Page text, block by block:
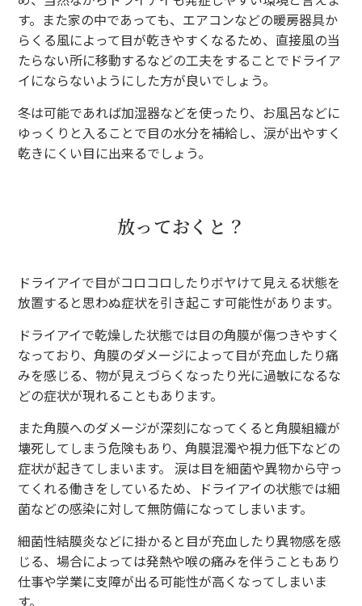
す。また家の中であっても、エアコンなどの暖房器具か
らくる風によって目が乾きやすくなるため、直接風の当
たらない所に移動するなどの工夫をすることでドライア
イにならないようにした方が良いでしょう。
冬は可能であれば加湿器などを使ったり、お風呂などに
ゆっくりと入ることで目の水分を補給し、涙が出やすく
乾きにくい目に出来るでしょう。
放っておくと？
ドライアイで目がコロコロしたりボヤけて見える状態を
放置すると思わぬ症状を引き起こす可能性があります。
ドライアイで乾燥した状態では目の角膜が傷つきやすく
なっており、角膜のダメージによって目が充血したり痛
みを感じる、物が見えづらくなったり光に過敏になるな
どの症状が現れることもあります。
また角膜へのダメージが深刻になってくると角膜組織が
壊死してしまう危険もあり、角膜混濁や視力低下などの
症状が起きてしまいます。 涙は目を細菌や異物から守っ
てくれる働きをしているため、ドライアイの状態では細
菌などの感染に対して無防備になってしまいます。
細菌性結膜炎などに掛かると目が充血したり異物感を感
じる、場合によっては発熱や喉の痛みを伴うこともあり
仕事や学業に支障が出る可能性が高くなってしまいま
す。